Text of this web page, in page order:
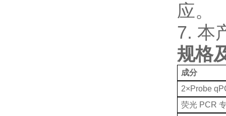
应。
7. 本
规格
成分
2×Probe
荧光 PCR